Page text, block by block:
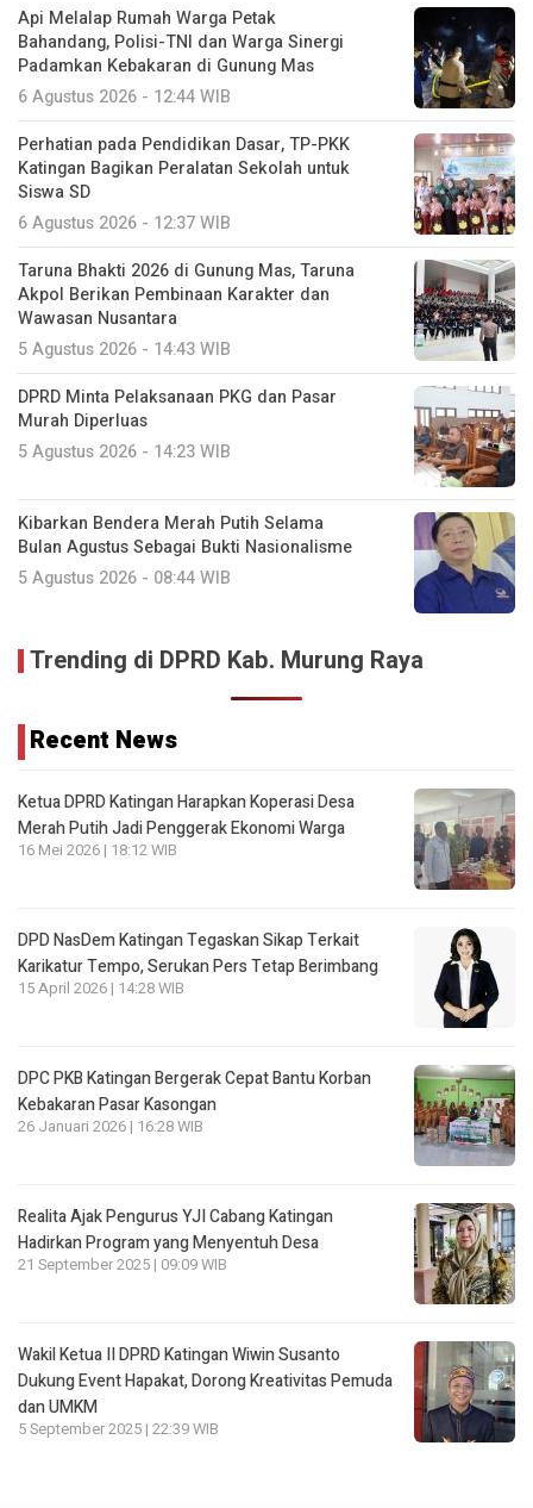
Api Melalap Rumah Warga Petak
Bahandang, Polisi-TNI dan Warga Sinergi
Padamkan Kebakaran di Gunung Mas
6 Agustus 2026 - 12:44 WIB
Perhatian pada Pendidikan Dasar, TP-PKK
Katingan Bagikan Peralatan Sekolah untuk
Siswa SD
6 Agustus 2026 - 12:37 WIB
Taruna Bhakti 2026 di Gunung Mas, Taruna
Akpol Berikan Pembinaan Karakter dan
Wawasan Nusantara
5 Agustus 2026 - 14:43 WIB
DPRD Minta Pelaksanaan PKG dan Pasar
Murah Diperluas
5 Agustus 2026 - 14:23 WIB
Kibarkan Bendera Merah Putih Selama
Bulan Agustus Sebagai Bukti Nasionalisme
5 Agustus 2026 - 08:44 WIB
Trending di DPRD Kab. Murung Raya
Recent News
Ketua DPRD Katingan Harapkan Koperasi Desa
Merah Putih Jadi Penggerak Ekonomi Warga
16 Mei 2026 | 18:12 WIB
DPD NasDem Katingan Tegaskan Sikap Terkait
Karikatur Tempo, Serukan Pers Tetap Berimbang
15 April 2026 | 14:28 WIB
DPC PKB Katingan Bergerak Cepat Bantu Korban
Kebakaran Pasar Kasongan
26 Januari 2026 | 16:28 WIB
Realita Ajak Pengurus YJI Cabang Katingan
Hadirkan Program yang Menyentuh Desa
21 September 2025 | 09:09 WIB
Wakil Ketua II DPRD Katingan Wiwin Susanto
Dukung Event Hapakat, Dorong Kreativitas Pemuda
dan UMKM
5 September 2025 | 22:39 WIB